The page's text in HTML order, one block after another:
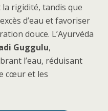
la rigidité, tandis que
d’eau et favoriser
douce. L’Ayurvéda
Guggulu,
l’eau, réduisant
cœur et les